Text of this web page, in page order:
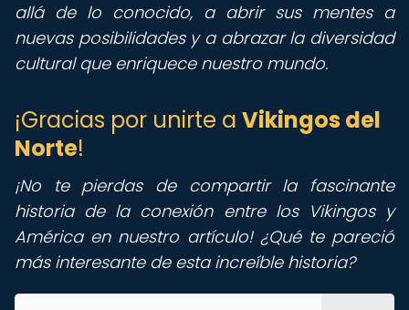
allá de lo conocido, a abrir sus mentes a
nuevas posibilidades y a abrazar la diversidad
cultural que enriquece nuestro mundo.
¡Gracias por unirte a Vikingos del
Norte!
¡No te pierdas de compartir la fascinante
historia de la conexión entre los Vikingos y
América en nuestro artículo! ¿Qué te pareció
más interesante de esta increíble historia?